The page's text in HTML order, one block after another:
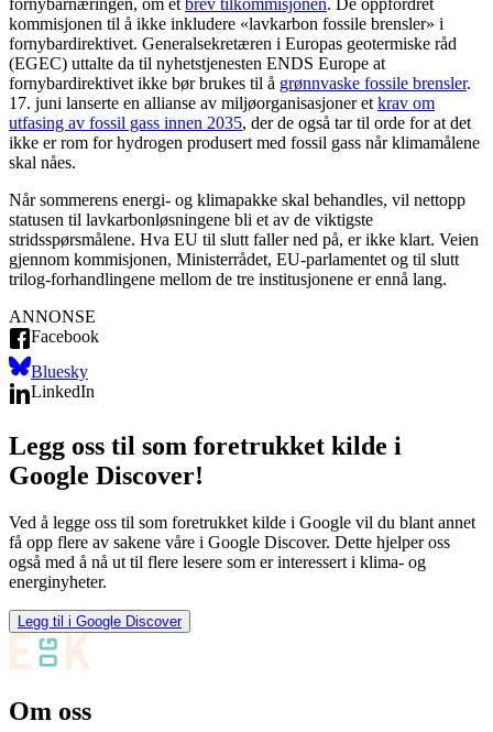
fornybarnæringen, om et brev til kommisjonen. De oppfordret
kommisjonen til å ikke inkludere «lavkarbon fossile brensler» i
fornybardirektivet. Generalsekretæren i Europas geotermiske råd
(EGEC) uttalte da til nyhetstjenesten ENDS Europe at
fornybardirektivet ikke bør brukes til å grønnvaske fossile brensler.
17. juni lanserte en allianse av miljøorganisasjoner et krav om
utfasing av fossil gass innen 2035, der de også tar til orde for at det
ikke er rom for hydrogen produsert med fossil gass når klimamålene
skal nåes.
Når sommerens energi- og klimapakke skal behandles, vil nettopp
statusen til lavkarbonløsningene bli et av de viktigste
stridsspørsmålene. Hva EU til slutt faller ned på, er ikke klart. Veien
gjennom kommisjonen, Ministerrådet, EU-parlamentet og til slutt
trilog-forhandlingene mellom de tre institusjonene er ennå lang.
ANNONSE
Facebook
Bluesky
LinkedIn
Legg oss til som foretrukket kilde i
Google Discover!
Ved å legge oss til som foretrukket kilde i Google vil du blant annet
få opp flere av sakene våre i Google Discover. Dette hjelper oss
også med å nå ut til flere lesere som er interessert i klima- og
energinyheter.
Legg til i Google Discover
Om oss